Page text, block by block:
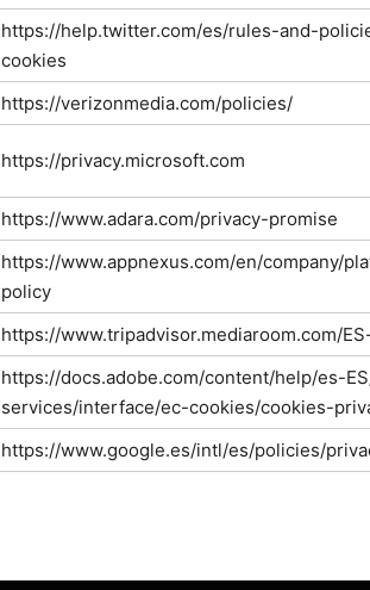
https://help.twitter.com/es/rules-and-
cookies
https://verizonmedia.com/policies/
https://privacy.microsoft.com
https://www.adara.com/privacy-promise
https://www.appnexus.com/en/company/
policy
https://www.tripadvisor.mediaroom.com/
https://docs.adobe.com/content/help/es-
services/interface/ec-cookies/cookies-
https://www.google.es/intl/es/policies/